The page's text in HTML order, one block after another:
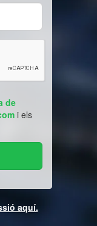
de
i els
aquí.